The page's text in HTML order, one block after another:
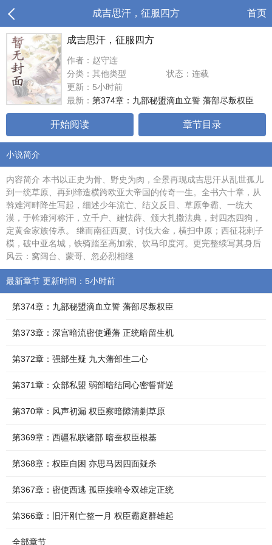
成吉思汗，征服四方 首页
成吉思汗，征服四方
作者：赵守连
分类：其他类型
状态：连载
更新：5小时前
最新： 第374章：九部秘盟滴血立誓 藩部尽叛权臣
开始阅读 章节目录
小说简介
内容简介 本书以正史为骨、野史为肉，全景再现成吉思汗从乱世孤儿
到一统草原、再到缔造横跨欧亚大帝国的传奇一生。全书六十章，从
斡难河畔降生写起，细述少年流亡、结义反目、草原争霸、一统大
漠，于斡难河称汗，立千户、建怯薛、颁大扎撒法典，封四杰四狗，
定黄金家族传承。 继而南征西夏、讨伐大金，横扫中原；西征花剌子
模，破中亚名城，铁骑踏至高加索、饮马印度河。更完整续写其身后
风云：窝阔台、蒙哥、忽必烈相继
最新章节 更新时间：5小时前
第374章：九部秘盟滴血立誓 藩部尽叛权臣
第373章：深宫暗流密使通藩 正统暗留生机
第372章：强部生疑 九大藩部生二心
第371章：众部私盟 弱部暗结同心密誓背逆
第370章：风声初漏 权臣察暗隙清剿草原
第369章：西疆私联诸部 暗蚕权臣根基
第368章：权臣自困 亦思马因四面疑杀
第367章：密使西逃 孤臣接暗令双雄定正统
第366章：旧汗刚亡整一月 权臣霸庭群雄起
全部章节